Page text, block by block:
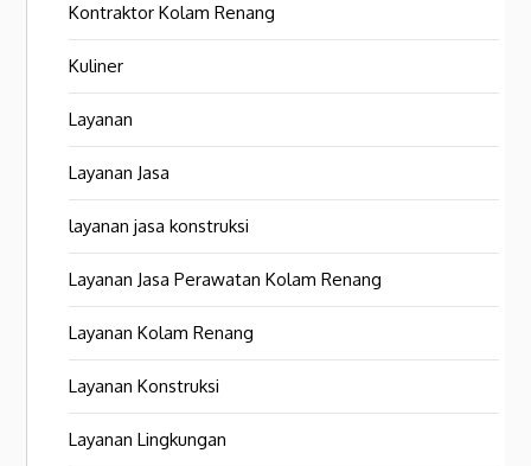
Kontraktor Kolam Renang
Kuliner
Layanan
Layanan Jasa
layanan jasa konstruksi
Layanan Jasa Perawatan Kolam Renang
Layanan Kolam Renang
Layanan Konstruksi
Layanan Lingkungan